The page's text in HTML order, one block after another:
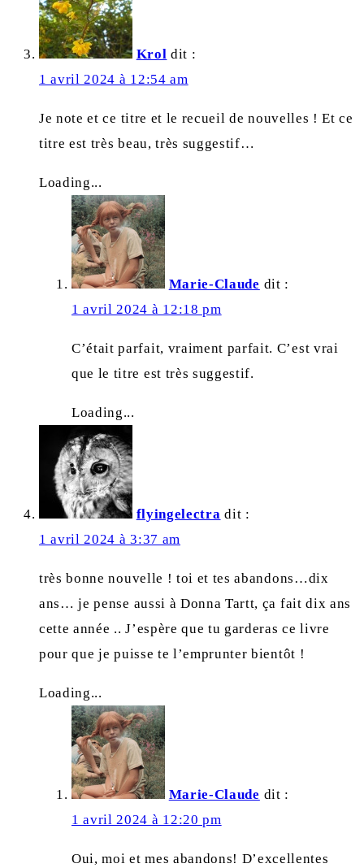
Krol dit :
1 avril 2024 à 12:54 am
Je note et ce titre et le recueil de nouvelles ! Et ce
titre est très beau, très suggestif…
Loading...
Marie-Claude dit :
1 avril 2024 à 12:18 pm
C’était parfait, vraiment parfait. C’est vrai
que le titre est très suggestif.
Loading...
flyingelectra dit :
1 avril 2024 à 3:37 am
très bonne nouvelle ! toi et tes abandons…dix
ans… je pense aussi à Donna Tartt, ça fait dix ans
cette année .. J’espère que tu garderas ce livre
pour que je puisse te l’emprunter bientôt !
Loading...
Marie-Claude dit :
1 avril 2024 à 12:20 pm
Oui, moi et mes abandons! D’excellentes